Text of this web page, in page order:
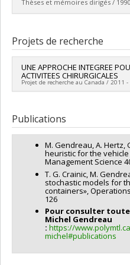
Lien vers le document dans
Thèses et mémoires dirigés /
Cycle : Maîtrise
Diplôme obtenu :M. Sc.
Lien vers le document dans
Projets de recherche
UNE APPROCHE INTEGREE
ACTIVITEES CHIRURGICALES
Projet de recherche au Canada / 2011
Co-chercheurs :
Sources de financement :
Québec - Nature et
Programmes de subvention :
recherche en équipe (et
année)
Publications
M. Gendreau, A. Hertz,
heuristic for the
Management Science
T. G. Crainic, M.
stochastic models for
containers»,
126
Pour consulter
Michel Gendreau
: https://
michel#publications